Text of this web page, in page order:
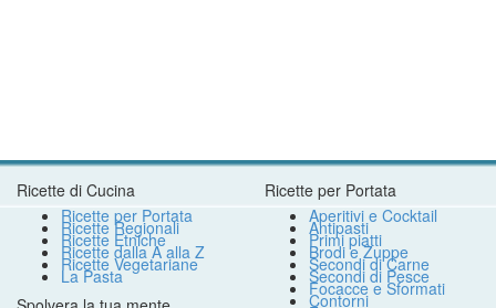
Ricette di Cucina
Ricette per Portata
Ricette Regionali
Ricette Etniche
Ricette dalla A alla Z
Ricette Vegetariane
La Pasta
Ricette per Portata
Aperitivi e Cocktail
Antipasti
Primi piatti
Brodi e Zuppe
Secondi di Carne
Secondi di Pesce
Focacce e Sformati
Contorni